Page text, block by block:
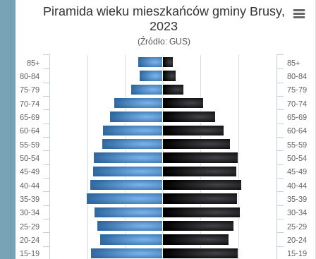
Piramida wieku mieszkańców gminy Brusy,
2023
(Źródło: GUS)
15-19
20-24
25-29
30-34
35-39
40-44
45-49
50-54
55-59
60-64
65-69
70-74
75-79
80-84
85+
15-19
20-24
25-29
30-34
35-39
40-44
45-49
50-54
55-59
60-64
65-69
70-74
75-79
80-84
85+